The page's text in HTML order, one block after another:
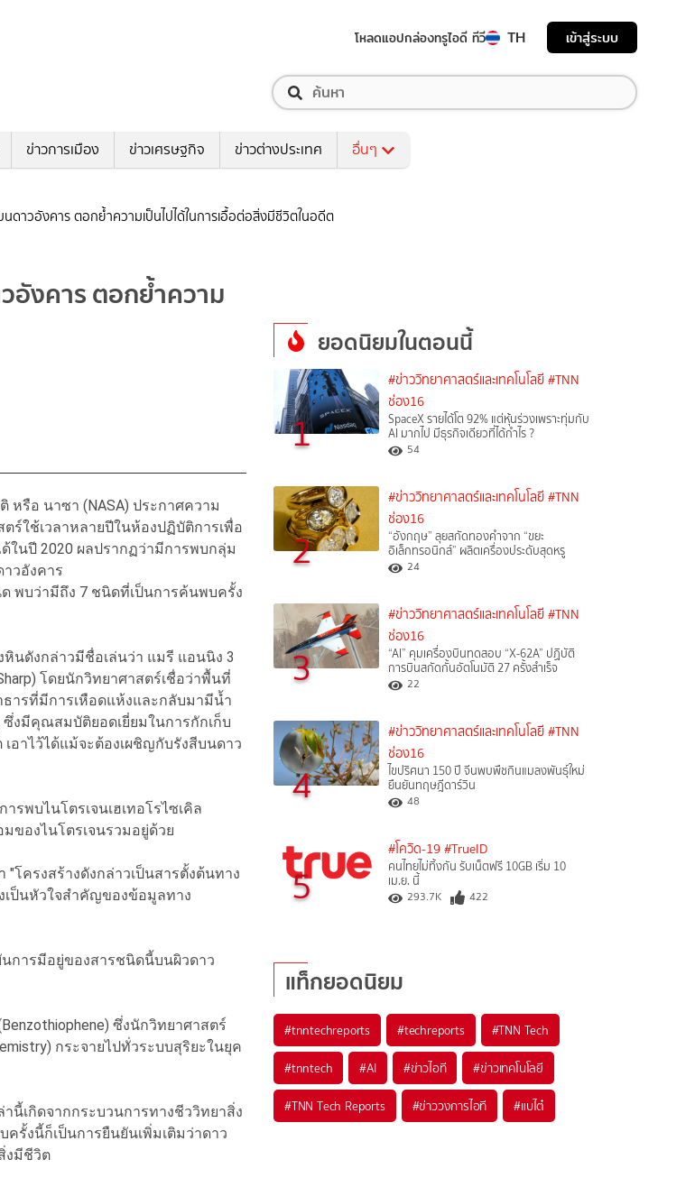
โหลดแอปกล่องทรูไอดี ทีวี TH เข้าสู่ระบบ
ข่าวการเมือง ข่าวเศรษฐกิจ ข่าวต่างประเทศ อื่นๆ
ดาวอังคาร ตอกย้ำความเป็นไปได้ในการเอื้อต่อสิ่งมีชีวิตในอดีต
อังคาร ตอกย้ำความ
หรือ นาซา (NASA) ประกาศความ
ร์ใช้เวลาหลายปีในห้องปฏิบัติการเพื่อ
ในปี 2020 ผลปรากฏว่ามีการพบกลุ่ม
วอังคาร
พบว่ามีถึง 7 ชนิดที่เป็นการค้นพบครั้ง
หินดังกล่าวมีชื่อเล่นว่า แมรี แอนนิง 3
โดยนักวิทยาศาสตร์เชื่อว่าพื้นที่
ารที่มีการเหือดแห้งและกลับมามีน้ำ
ซึ่งมีคุณสมบัติยอดเยี่ยมในการกักเก็บ
อาไว้ได้แม้จะต้องเผชิญกับรังสีบนดาว
พบไนโตรเจนเฮเทอโรไซเคิล
ของไนโตรเจนรวมอยู่ด้วย
"โครงสร้างดังกล่าวเป็นสารตั้งต้นทาง
เป็นหัวใจสำคัญของข้อมูลทาง
การมีอยู่ของสารชนิดนี้บนผิวดาว
ซึ่งนักวิทยาศาสตร์
กระจายไปทั่วระบบสุริยะในยุค
เกิดจากกระบวนการทางชีววิทยาสิ่ง
รั้งนี้ก็เป็นการยืนยันเพิ่มเติมว่าดาว
งมีชีวิต
ยอดนิยมในตอนนี้
1
#ข่าววิทยาศาสตร์และเทคโนโลยี #TNN
ช่อง16
SpaceX รายได้โต 92% แต่หุ้นร่วงเพราะทุ่มกับ
AI มากไป มีธุรกิจเดียวที่ได้กำไร ?
54
2
#ข่าววิทยาศาสตร์และเทคโนโลยี #TNN
ช่อง16
“อังกฤษ” ลุยสกัดทองคำจาก “ขยะ
อิเล็กทรอนิกส์” ผลิตเครื่องประดับสุดหรู
24
3
#ข่าววิทยาศาสตร์และเทคโนโลยี #TNN
ช่อง16
“AI” คุมเครื่องบินทดสอบ “X-62A” ปฏิบัติ
การบินสกัดกั้นอัตโนมัติ 27 ครั้งสำเร็จ
22
4
#ข่าววิทยาศาสตร์และเทคโนโลยี #TNN
ช่อง16
ไขปริศนา 150 ปี จีนพบพืชกินแมลงพันธุ์ใหม่
ยืนยันทฤษฎีดาร์วิน
48
5
#โควิด-19 #TrueID
คนไทยไม่ทิ้งกัน รับเน็ตฟรี 10GB เริ่ม 10
เม.ย. นี้
293.7K 422
แท็กยอดนิยม
#tnntechreports #techreports #TNN Tech
#tnntech #AI #ข่าวไอที #ข่าวเทคโนโลยี
#TNN Tech Reports #ข่าววงการไอที #แบไต๋